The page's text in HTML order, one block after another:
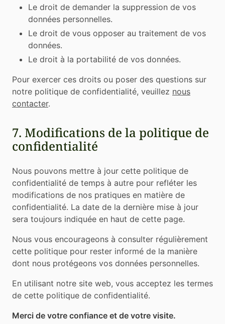
Le droit de demander la suppression de vos
données personnelles.
Le droit de vous opposer au traitement de vos
données.
Le droit à la portabilité de vos données.
Pour exercer ces droits ou poser des questions sur
notre politique de confidentialité, veuillez nous
contacter.
7. Modifications de la politique de
confidentialité
Nous pouvons mettre à jour cette politique de
confidentialité de temps à autre pour refléter les
modifications de nos pratiques en matière de
confidentialité. La date de la dernière mise à jour
sera toujours indiquée en haut de cette page.
Nous vous encourageons à consulter régulièrement
cette politique pour rester informé de la manière
dont nous protégeons vos données personnelles.
En utilisant notre site web, vous acceptez les termes
de cette politique de confidentialité.
Merci de votre confiance et de votre visite.